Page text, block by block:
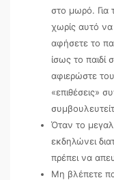
στο μωρό. Για
χωρίς αυτό να
αφήσετε το
ίσως το παιδί
αφιερώστε
«επιθέσεις»
Όταν το
εκδηλώνει
πρέπει να
Μη βλέπετε